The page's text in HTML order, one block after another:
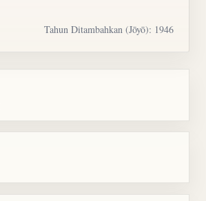
Tahun Ditambahkan (Jōyō): 1946